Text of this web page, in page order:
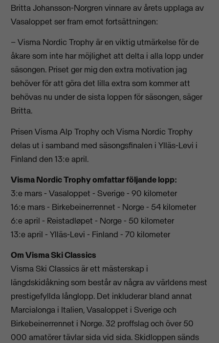
Britta Johansson-Norgren vinnare av årets upplaga av
Vasaloppet ser fram emot fortsättningen:
– Visma Nordic Trophy är en viktig utmärkelse för de
åkare som inte har möjlighet att delta i alla lopp under
säsongen. Priset ger mig den extra motivation jag
behöver för att göra det lilla extra som kommer att
behövas nu under de sista loppen för säsongen, säger
Britta.
Prisen Visma Alp Trophy och Visma Nordic Trophy
delas ut i samband med säsongsfinalen i Ylläs-Levi i
Finland den 13:e april.
Visma Nordic Trophy omfattar följande lopp:
3:e mars - Vasaloppet - Sverige - 90 kilometer
16:e mars - Birkebeinerrennet - Norge - 54 kilometer
6:e april - Reistadløpet - Norge - 50 kilometer
13:e april - Ylläs-Levi - Finland - 70 kilometer
Om Visma Ski Classics
Visma Ski Classics är ett mästerskap i
längdskidåkning som består av några av världens mest
prestigefyllda långlopp. Det inkluderar bland annat
Marcialonga i Italien, Vasaloppet i Sverige och
Birkebeinerrennet i Norge. 32 proffslag och över 50
000 amatörer tävlar sida vid sida. Skidloppen sänds